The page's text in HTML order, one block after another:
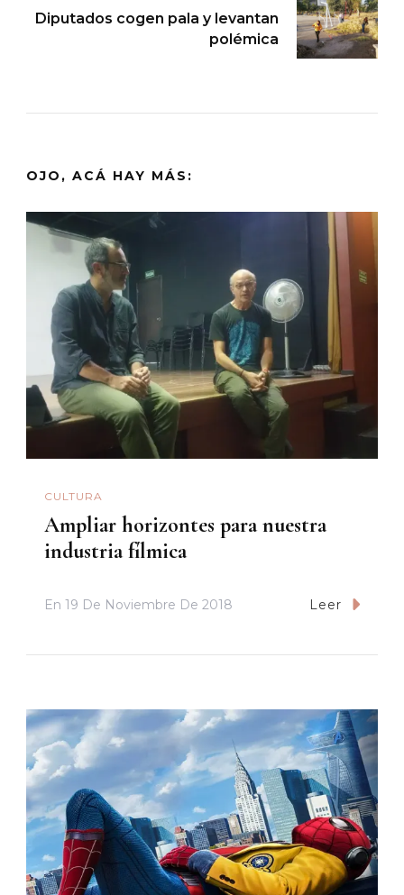
Diputados cogen pala y levantan
polémica
OJO, ACÁ HAY MÁS:
CULTURA
Ampliar horizontes para nuestra
industria fílmica
En 19 De Noviembre De 2018 Leer